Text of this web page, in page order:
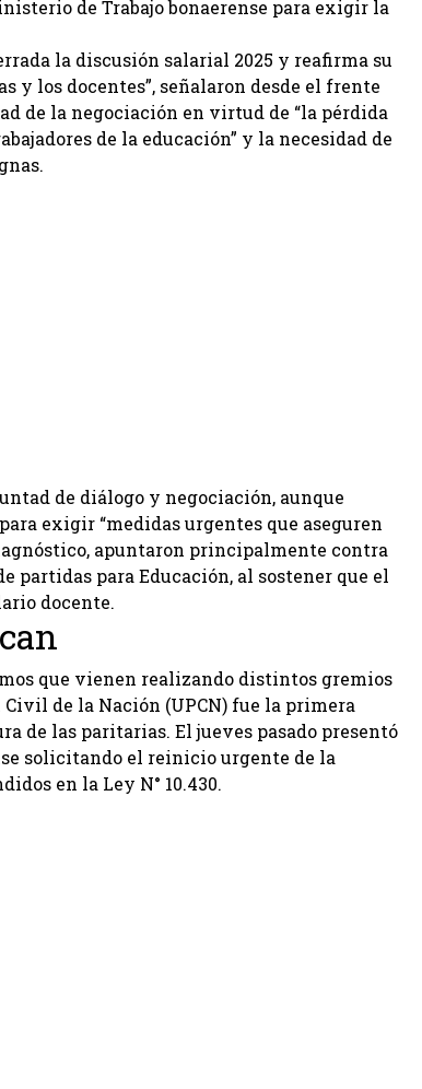
de Trabajo bonaerense para exigir la
la discusión salarial 2025 y reafirma su
y los docentes”, señalaron desde el frente
de la negociación en virtud de “la pérdida
de la educación” y la necesidad de
de diálogo y negociación, aunque
exigir “medidas urgentes que aseguren
apuntaron principalmente contra
partidas para Educación, al sostener que el
docente.
que vienen realizando distintos gremios
de la Nación (UPCN) fue la primera
de las paritarias. El jueves pasado presentó
solicitando el reinicio urgente de la
en la Ley N° 10.430.